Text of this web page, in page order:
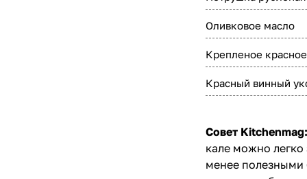
Оливковое масло
Крепленое
Красный винный
Совет Kitchenmag:
кале можно легко
менее полезными